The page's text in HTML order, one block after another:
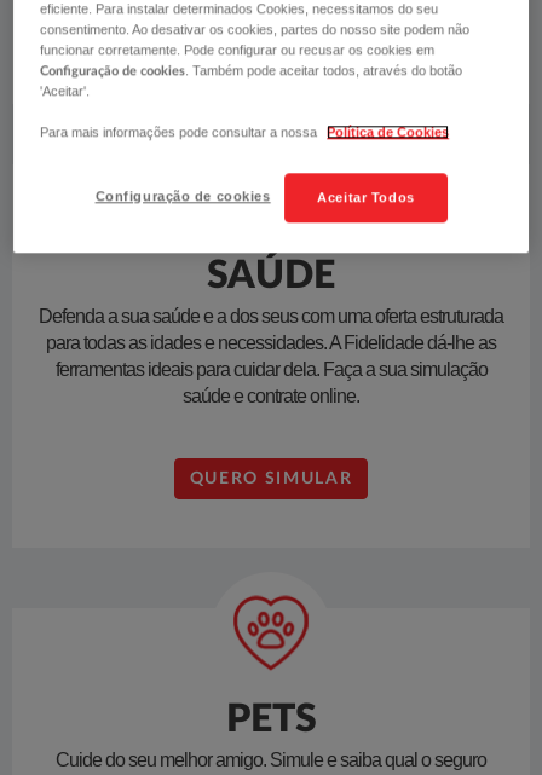
QUERO SIMULAR
SAÚDE
Defenda a sua saúde e a dos seus com uma oferta estruturada
para todas as idades e necessidades. A Fidelidade dá-lhe as
ferramentas ideais para cuidar dela. Faça a sua simulação
saúde e contrate online.
QUERO SIMULAR
PETS
Cuide do seu melhor amigo. Simule e saiba qual o seguro
eficiente. Para instalar determinados Cookies, necessitamos do seu
consentimento. Ao desativar os cookies, partes do nosso site podem não
funcionar corretamente. Pode configurar ou recusar os cookies em
Configuração de cookies. Também pode aceitar todos, através do botão
'Aceitar'.
Para mais informações pode consultar a nossa Política de Cookies
Aceitar Todos
Configuração de cookies